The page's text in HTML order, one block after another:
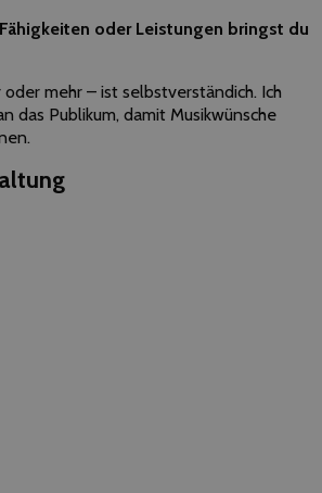
oder Leistungen bringst du
mehr – ist selbstverständich. Ich
das Publikum, damit Musikwünsche